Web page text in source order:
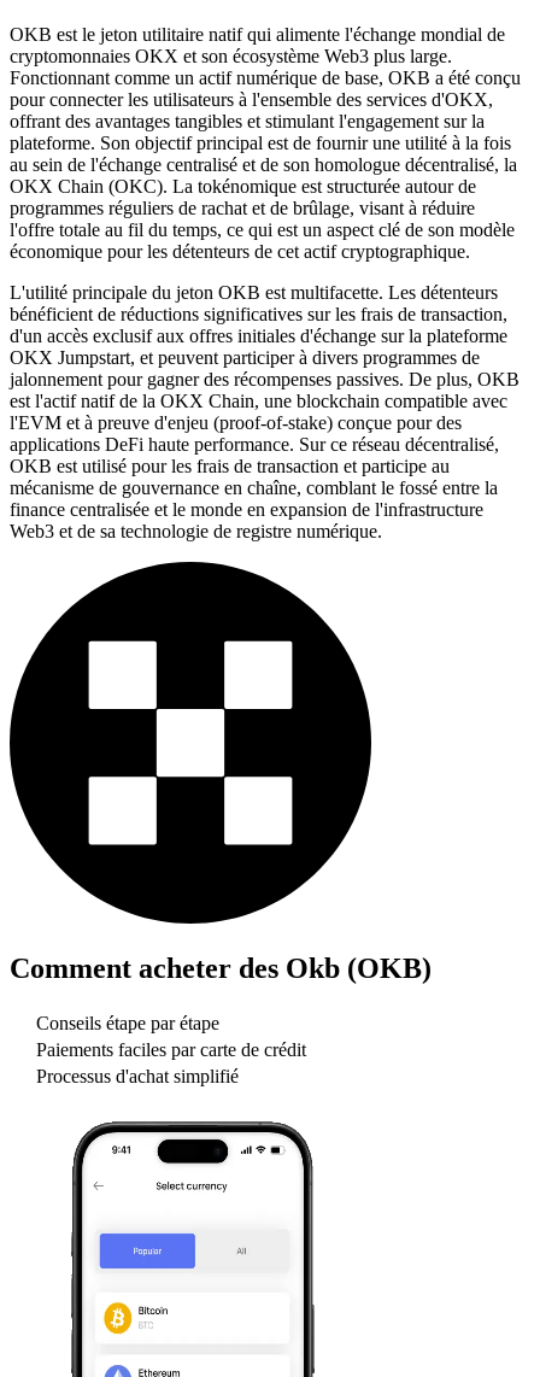
OKB est le jeton utilitaire natif qui alimente l'échange mondial de
cryptomonnaies OKX et son écosystème Web3 plus large.
Fonctionnant comme un actif numérique de base, OKB a été conçu
pour connecter les utilisateurs à l'ensemble des services d'OKX,
offrant des avantages tangibles et stimulant l'engagement sur la
plateforme. Son objectif principal est de fournir une utilité à la fois
au sein de l'échange centralisé et de son homologue décentralisé, la
OKX Chain (OKC). La tokénomique est structurée autour de
programmes réguliers de rachat et de brûlage, visant à réduire
l'offre totale au fil du temps, ce qui est un aspect clé de son modèle
économique pour les détenteurs de cet actif cryptographique.
L'utilité principale du jeton OKB est multifacette. Les détenteurs
bénéficient de réductions significatives sur les frais de transaction,
d'un accès exclusif aux offres initiales d'échange sur la plateforme
OKX Jumpstart, et peuvent participer à divers programmes de
jalonnement pour gagner des récompenses passives. De plus, OKB
est l'actif natif de la OKX Chain, une blockchain compatible avec
l'EVM et à preuve d'enjeu (proof-of-stake) conçue pour des
applications DeFi haute performance. Sur ce réseau décentralisé,
OKB est utilisé pour les frais de transaction et participe au
mécanisme de gouvernance en chaîne, comblant le fossé entre la
finance centralisée et le monde en expansion de l'infrastructure
Web3 et de sa technologie de registre numérique.
Comment acheter des Okb (OKB)
Conseils étape par étape
Paiements faciles par carte de crédit
Processus d'achat simplifié